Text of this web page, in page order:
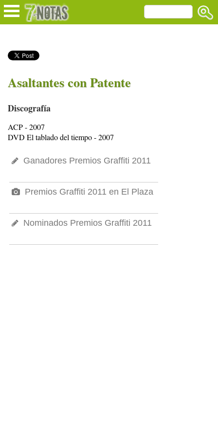
Asaltantes con Patente
Discografía
ACP - 2007
DVD El tablado del tiempo - 2007
Ganadores Premios Graffiti 2011
Premios Graffiti 2011 en El Plaza
Nominados Premios Graffiti 2011